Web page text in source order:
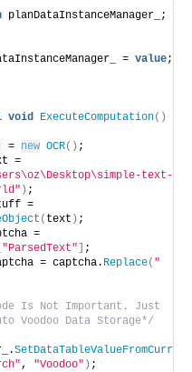
planDataInstanceManager_;
=
value;
void ExecuteComputation()
=
new OCR() ;
=
text-
) ;
=
( text ) ;
=
"ParsedText"] ;
= captcha.
Replace( "
Is Not Important. Just
Voodoo Data Storage*/
SetDataTableValueFromCurr
, "Voodoo" ) ;